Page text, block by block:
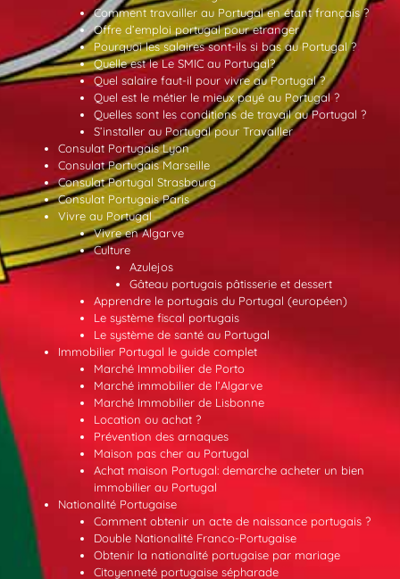
Comment travailler au Portugal en étant français ?
Offre d’emploi portugal pour etranger
Pourquoi les salaires sont-ils si bas au Portugal ?
Quelle est le Le SMIC au Portugal?
Quel salaire faut-il pour vivre au Portugal ?
Quel est le métier le mieux payé au Portugal ?
Quelles sont les conditions de travail au Portugal ?
S’installer au Portugal pour Travailler
Consulat Portugais Lyon
Consulat Portugais Marseille
Consulat Portugal Strasbourg
Consulat Portugais Paris
Vivre au Portugal
Vivre en Algarve
Culture
Azulejos
Gâteau portugais pâtisserie et dessert
Apprendre le portugais du Portugal (européen)
Le système fiscal portugais
Le système de santé au Portugal
Immobilier Portugal le guide complet
Marché Immobilier de Porto
Marché immobilier de l’Algarve
Marché Immobilier de Lisbonne
Location ou achat ?
Prévention des arnaques
Maison pas cher au Portugal
Achat maison Portugal: demarche acheter un bien
immobilier au Portugal
Nationalité Portugaise
Comment obtenir un acte de naissance portugais ?
Double Nationalité Franco-Portugaise
Obtenir la nationalité portugaise par mariage
Citoyenneté portugaise sépharade